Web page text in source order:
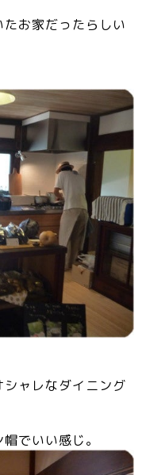
お家だったらしい
ャレなダイニング
でいい感じ。